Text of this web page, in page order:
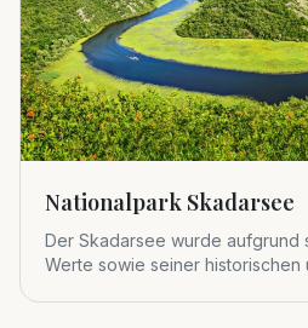
Nationalpark Skadarsee
Der Skadarsee wurde aufgrund
Werte sowie seiner historischen